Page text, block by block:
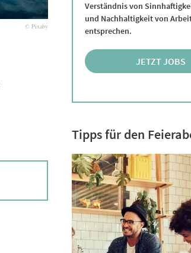
© Pixaby
Verständnis von
und Nachhaltigkeit von
entsprechen.
JETZT JOBS
Tipps für den